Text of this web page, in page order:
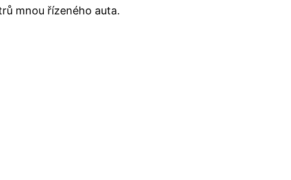
mnou řízeného auta.